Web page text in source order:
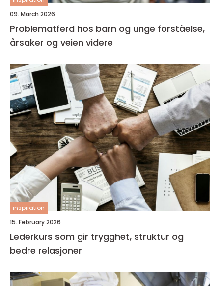
09. March 2026
Problematferd hos barn og unge forståelse,
årsaker og veien videre
inspiration
15. February 2026
Lederkurs som gir trygghet, struktur og
bedre relasjoner